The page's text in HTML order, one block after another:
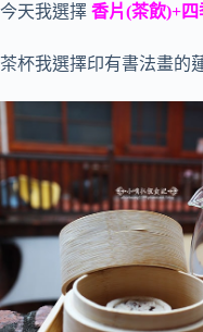
今天我選擇 香片(茶飲)+
茶杯我選擇印有書法畫的